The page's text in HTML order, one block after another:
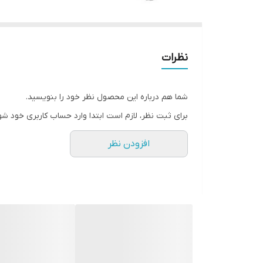
نظرات
شما هم درباره این محصول نظر خود را بنویسید.
برای ثبت نظر، لازم است ابتدا وارد حساب کاربری خود
افزودن نظر